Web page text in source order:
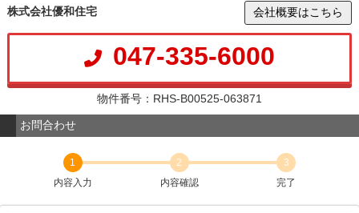
株式会社優和住宅 会社概要はこちら
047-335-6000
物件番号：RHS-B00525-063871
お問合わせ
1
内容入力
2
内容確認
3
完了